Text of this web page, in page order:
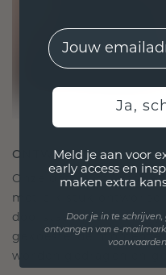
ONTWORPEN VOOR
Onze ontwerpfilosofie
met elk stuk
doorstaan. Het wordt
gekoesterde
worden gedragen en
EMail
Ja,
Meld je aan voor
early access en
maken extra
Door je in te
ontvangen van e-